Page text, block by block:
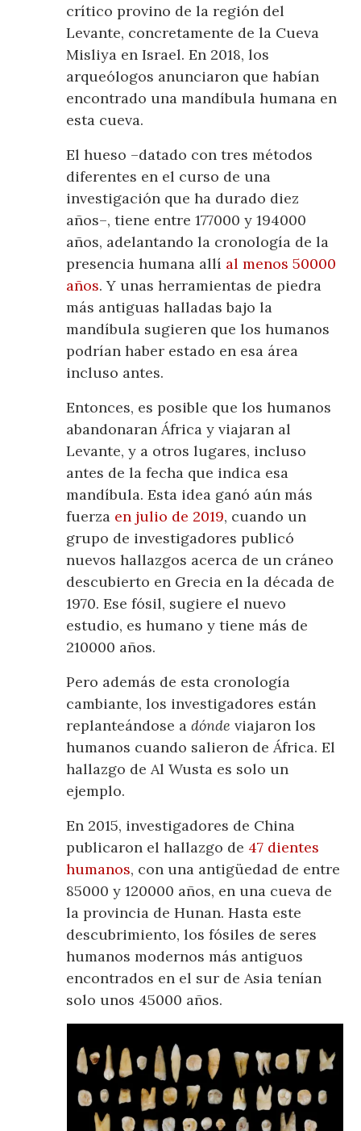
crítico provino de la región del
Levante, concretamente de la Cueva
Misliya en Israel. En 2018, los
arqueólogos anunciaron que habían
encontrado una mandíbula humana en
esta cueva.
El hueso –datado con tres métodos
diferentes en el curso de una
investigación que ha durado diez
años–, tiene entre 177000 y 194000
años, adelantando la cronología de la
presencia humana allí al menos 50000
años. Y unas herramientas de piedra
más antiguas halladas bajo la
mandíbula sugieren que los humanos
podrían haber estado en esa área
incluso antes.
Entonces, es posible que los humanos
abandonaran África y viajaran al
Levante, y a otros lugares, incluso
antes de la fecha que indica esa
mandíbula. Esta idea ganó aún más
fuerza en julio de 2019, cuando un
grupo de investigadores publicó
nuevos hallazgos acerca de un cráneo
descubierto en Grecia en la década de
1970. Ese fósil, sugiere el nuevo
estudio, es humano y tiene más de
210000 años.
Pero además de esta cronología
cambiante, los investigadores están
replanteándose adónde viajaron los
humanos cuando salieron de África. El
hallazgo de Al Wusta es solo un
ejemplo.
En 2015, investigadores de China
publicaron el hallazgo de 47 dientes
humanos, con una antigüedad de entre
85000 y 120000 años, en una cueva de
la provincia de Hunan. Hasta este
descubrimiento, los fósiles de seres
humanos modernos más antiguos
encontrados en el sur de Asia tenían
solo unos 45000 años.